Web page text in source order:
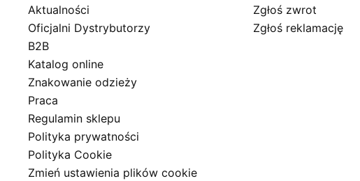
Aktualności
Oficjalni Dystrybutorzy
B2B
Katalog online
Znakowanie odzieży
Praca
Regulamin sklepu
Polityka prywatności
Polityka Cookie
Zmień ustawienia plików cookie
Zgłoś zwrot
Zgłoś reklamację